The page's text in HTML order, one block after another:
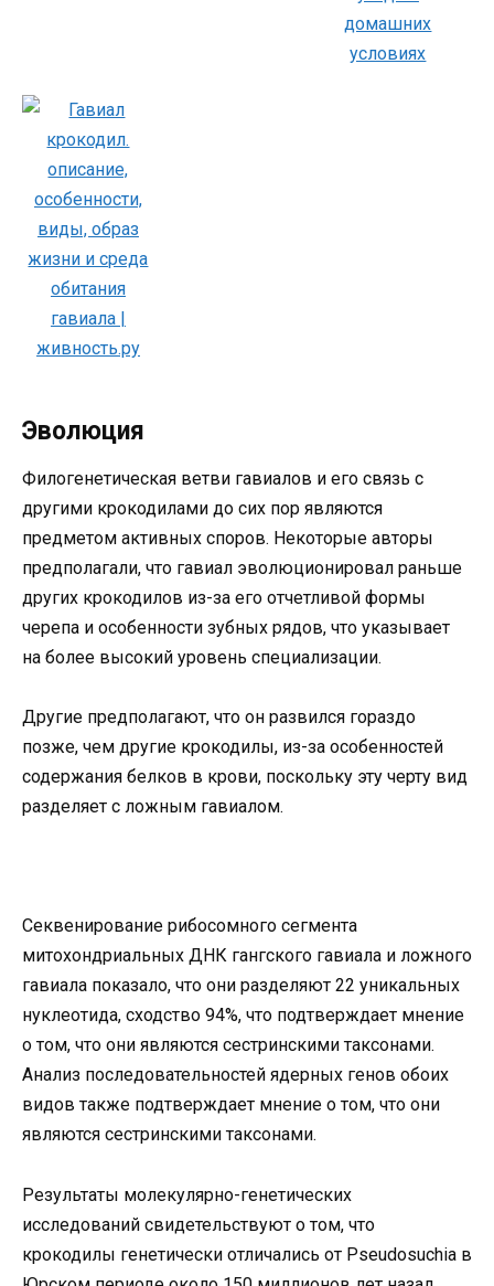
Эволюция
Филогенетическая ветви гавиалов и его связь с
другими крокодилами до сих пор являются
предметом активных споров. Некоторые авторы
предполагали, что гавиал эволюционировал раньше
других крокодилов из-за его отчетливой формы
черепа и особенности зубных рядов, что указывает
на более высокий уровень специализации.
Другие предполагают, что он развился гораздо
позже, чем другие крокодилы, из-за особенностей
содержания белков в крови, поскольку эту черту вид
разделяет с ложным гавиалом.
Секвенирование рибосомного сегмента
митохондриальных ДНК гангского гавиала и ложного
гавиала показало, что они разделяют 22 уникальных
нуклеотида, сходство 94%, что подтверждает мнение
о том, что они являются сестринскими таксонами.
Анализ последовательностей ядерных генов обоих
видов также подтверждает мнение о том, что они
являются сестринскими таксонами.
Результаты молекулярно-генетических
исследований свидетельствуют о том, что
крокодилы генетически отличались от Pseudosuchia в